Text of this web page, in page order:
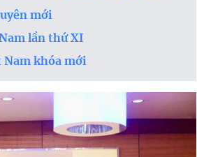
mới
lần thứ XI
Nam khóa mới